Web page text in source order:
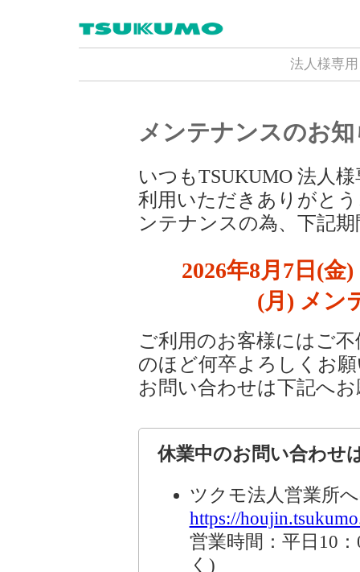
法人様専
メンテナンスのお
いつもTSUKUMO 法人
利用いただきありがと
ンテナンスの為、下記
2026年8月7日(金
(月) メン
ご利用のお客様にはご
のほど何卒よろしくお
お問い合わせは下記へ
休業中のお問い合わせ
ツクモ法人営業所
https://
営業時間：平日10
く)